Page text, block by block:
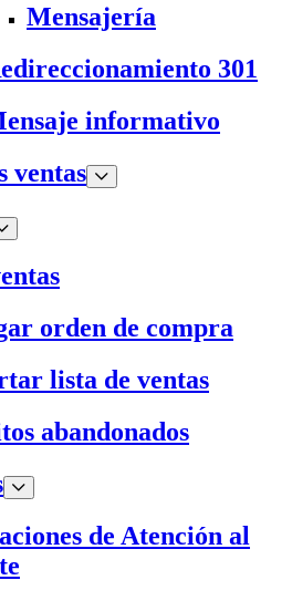
Mensajería
301
informativo
ventas
orden de compra
lista de ventas
abandonados
de Atención al